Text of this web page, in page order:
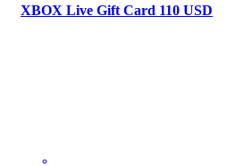
XBOX Live Gift Card 110 USD